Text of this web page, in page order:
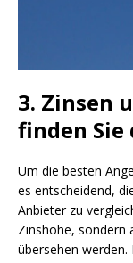
3. Zinsen
finden Sie
Um die besten
es entscheidend,
Anbieter zu
Zinshöhe, sondern
übersehen werden.